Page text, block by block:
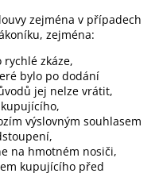
zejména v případech
zejména:
zkáze,
bylo po dodání
jej nelze vrátit,
výslovným souhlasem
na hmotném nosiči,
kupujícího před